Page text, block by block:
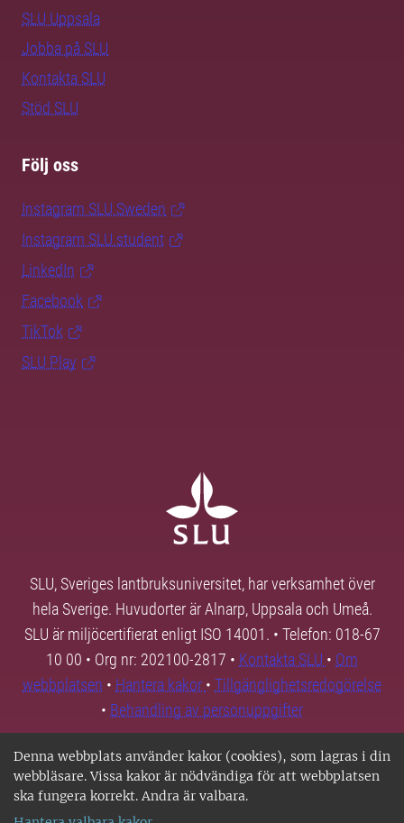
Denna webbplats använder kakor (cookies), som lagras i din
webbläsare. Vissa kakor är nödvändiga för att webbplatsen
ska fungera korrekt. Andra är valbara.
SLU Uppsala
Jobba på SLU
Kontakta SLU
Stöd SLU
Följ oss
Instagram SLU.Sweden
Instagram SLU.student
LinkedIn
Facebook
TikTok
SLU Play
SLU, Sveriges lantbruksuniversitet, har verksamhet över
hela Sverige. Huvudorter är Alnarp, Uppsala och Umeå.
SLU är miljöcertifierat enligt ISO 14001. • Telefon: 018-67
10 00 • Org nr: 202100-2817 • Kontakta SLU • Om
webbplatsen • Hantera kakor • Tillgänglighetsredogörelse
• Behandling av personuppgifter